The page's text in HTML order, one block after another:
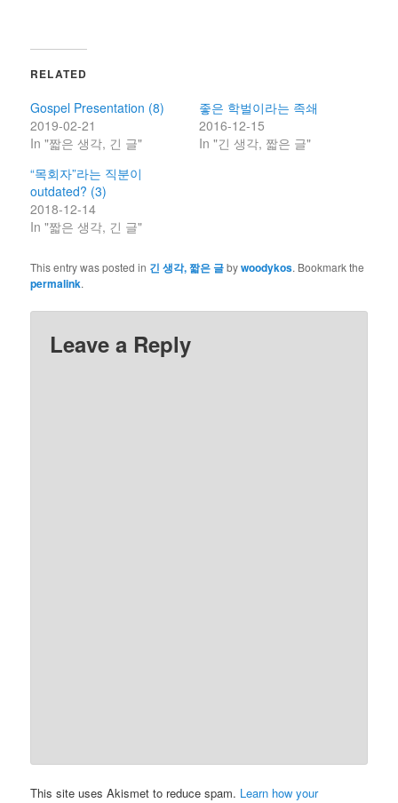
RELATED
Gospel Presentation (8)
2019-02-21
In "짧은 생각, 긴 글"
좋은 학벌이라는 족쇄
2016-12-15
In "긴 생각, 짧은 글"
“목회자”라는 직분이
outdated? (3)
2018-12-14
In "짧은 생각, 긴 글"
This entry was posted in 긴 생각, 짧은 글bywoodykos. Bookmark the
permalink.
Leave a Reply
This site uses Akismet to reduce spam. Learn how your